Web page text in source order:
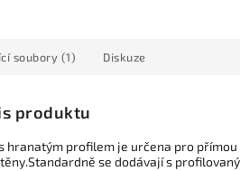
soubory (1) Diskuze
produktu
hranatým profilem je určena pro
se dodávají s